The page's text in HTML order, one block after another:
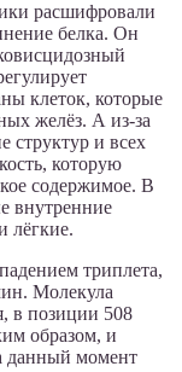
расшифровали
белка. Он
клеток, которые
желёз. А из-за
структур и всех
которую
содержимое. В
внутренние
лёгкие.
триплета,
Молекула
в позиции 508
образом, и
данный момент